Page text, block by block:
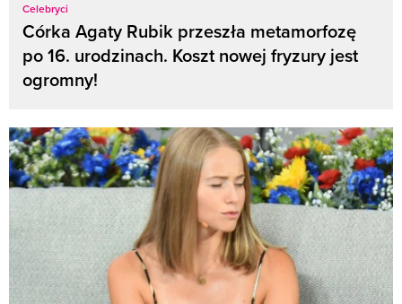
Celebryci
Córka Agaty Rubik przeszła metamorfozę
po 16. urodzinach. Koszt nowej fryzury jest
ogromny!